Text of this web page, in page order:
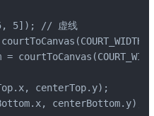
5]); // 虚线
=
centerTop.y);
centerBottom.y);